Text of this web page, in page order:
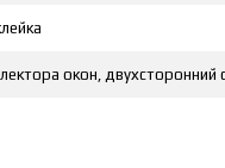
окон, двухсторонний